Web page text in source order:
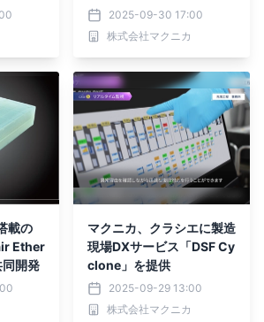
2025-09-30 17:00
株式会社マクニカ
載の
Ether
開発
マクニカ、クラシエに製造
現場DXサービス「DSF Cy
clone」を提供
2025-09-29 13:00
株式会社マクニカ